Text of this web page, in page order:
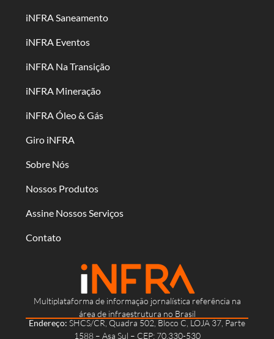
Multiplataforma de informação jornalística referência na
área de infraestrutura no Brasil
Endereço: SHCS/CR, Quadra 502, Bloco C, LOJA 37, Parte
1588 – Asa Sul – CEP: 70.330-530
iNFRA Saneamento
iNFRA Eventos
iNFRA Na Transição
iNFRA Mineração
iNFRA Óleo & Gás
Giro iNFRA
Sobre Nós
Nossos Produtos
Assine Nossos Serviços
Contato